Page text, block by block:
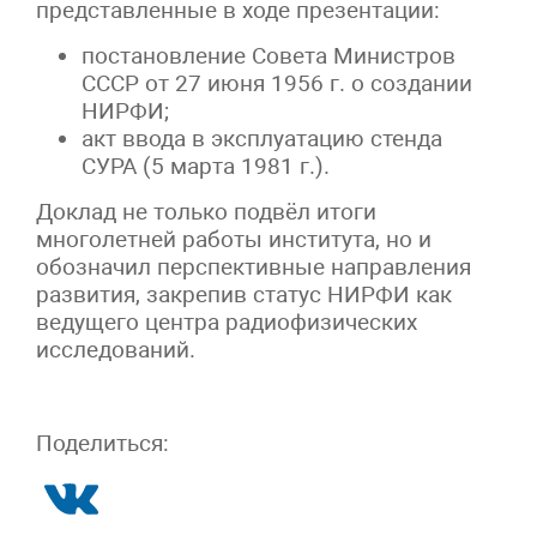
представленные в ходе презентации:
постановление Совета Министров
СССР от 27 июня 1956 г. о создании
НИРФИ;
акт ввода в эксплуатацию стенда
СУРА (5 марта 1981 г.).
Доклад не только подвёл итоги
многолетней работы института, но и
обозначил перспективные направления
развития, закрепив статус НИРФИ как
ведущего центра радиофизических
исследований.
Поделиться: